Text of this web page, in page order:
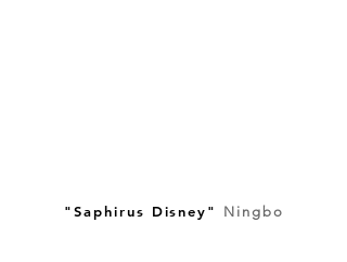
"Saphirus Disney" Ningbo